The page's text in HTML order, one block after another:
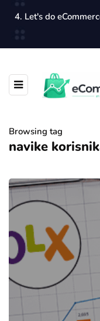
4. Let's do
Browsing tag
navike